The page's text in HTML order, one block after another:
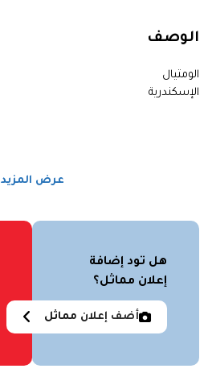
الوصف
الومتيال
الإسكندرية
عرض المزيد
هل تود إضافة
إعلان مماثل؟
أضف إعلان مماثل